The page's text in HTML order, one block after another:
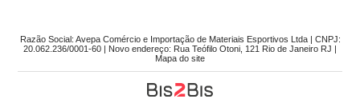
Razão Social: Avepa Comércio e Importação de Materiais Esportivos Ltda | CNPJ:
20.062.236/0001-60 | Novo endereço: Rua Teófilo Otoni, 121 Rio de Janeiro RJ |
Mapa do site